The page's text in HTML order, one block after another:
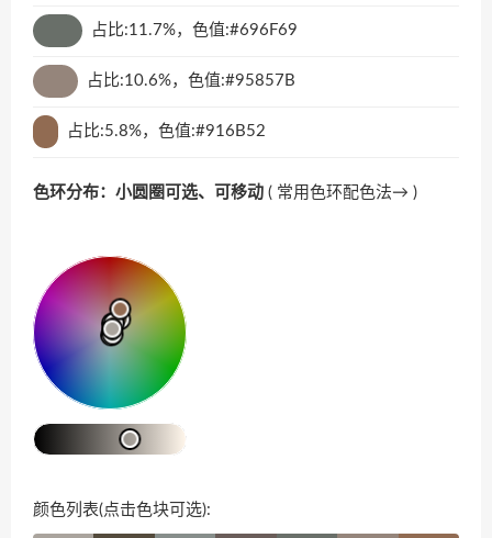
占比:11.7%，色值:#696F69
占比:10.6%，色值:#95857B
占比:5.8%，色值:#916B52
色环分布：小圆圈可选、可移动 ( 常用色环配色法→ )
颜色列表(点击色块可选):